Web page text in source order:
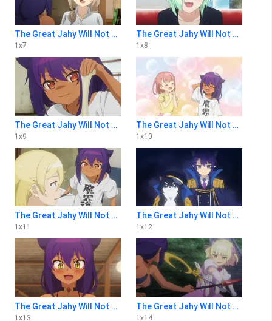
The Great Jahy Will Not Be Defeated! 1x7
1 x7
The Great Jahy Will Not Be Defeated! 1x8
1 x8
The Great Jahy Will Not Be Defeated! 1x9
1 x9
The Great Jahy Will Not Be Defeated! 1x10
1 x10
The Great Jahy Will Not Be Defeated! 1x11
1 x11
The Great Jahy Will Not Be Defeated! 1x12
1 x12
The Great Jahy Will Not Be Defeated! 1x13
1 x13
The Great Jahy Will Not Be Defeated! 1x14
1 x14